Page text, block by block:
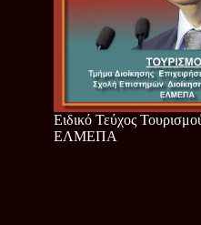
Ειδικό Τεύχος
ΕΛΜΕΠΑ